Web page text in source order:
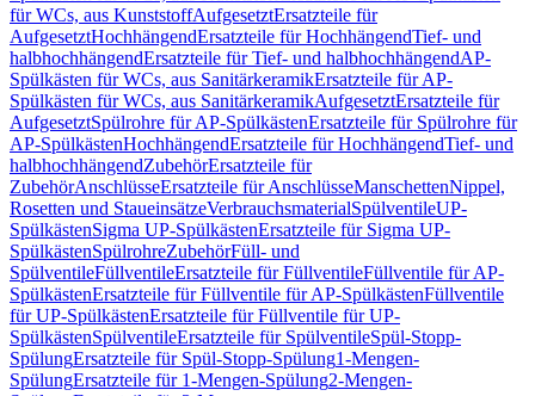
für WCs, aus KunststoffAufgesetztErsatzteile für
AufgesetztHochhängendErsatzteile für HochhängendTief- und
halbhochhängendErsatzteile für Tief- und halbhochhängendAP-
Spülkästen für WCs, aus SanitärkeramikErsatzteile für AP-
Spülkästen für WCs, aus SanitärkeramikAufgesetztErsatzteile für
AufgesetztSpülrohre für AP-SpülkästenErsatzteile für Spülrohre für
AP-SpülkästenHochhängendErsatzteile für HochhängendTief- und
halbhochhängendZubehörErsatzteile für
ZubehörAnschlüsseErsatzteile für AnschlüsseManschettenNippel,
Rosetten und StaueinsätzeVerbrauchsmaterialSpülventileUP-
SpülkästenSigma UP-SpülkästenErsatzteile für Sigma UP-
SpülkästenSpülrohreZubehörFüll- und
SpülventileFüllventileErsatzteile für FüllventileFüllventile für AP-
SpülkästenErsatzteile für Füllventile für AP-SpülkästenFüllventile
für UP-SpülkästenErsatzteile für Füllventile für UP-
SpülkästenSpülventileErsatzteile für SpülventileSpül-Stopp-
SpülungErsatzteile für Spül-Stopp-Spülung1-Mengen-
SpülungErsatzteile für 1-Mengen-Spülung2-Mengen-